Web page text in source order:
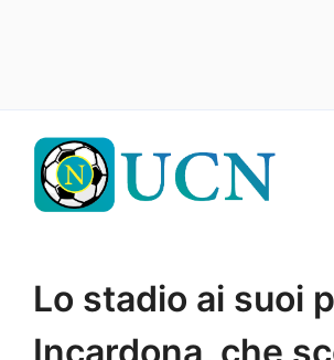
contenuto
Lo stadio ai suoi